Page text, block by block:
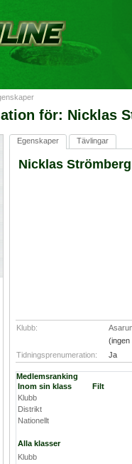
för: Nicklas
Egenskaper Tävlingar
Nicklas
Klubb:
(ingen
Tidningsprenumeration: Ja
Medlemsranking
Inom sin klass
Filt
Klubb
Distrikt
Nationellt
Alla klasser
Klubb